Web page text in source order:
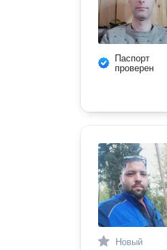
Паспорт
проверен
Новый